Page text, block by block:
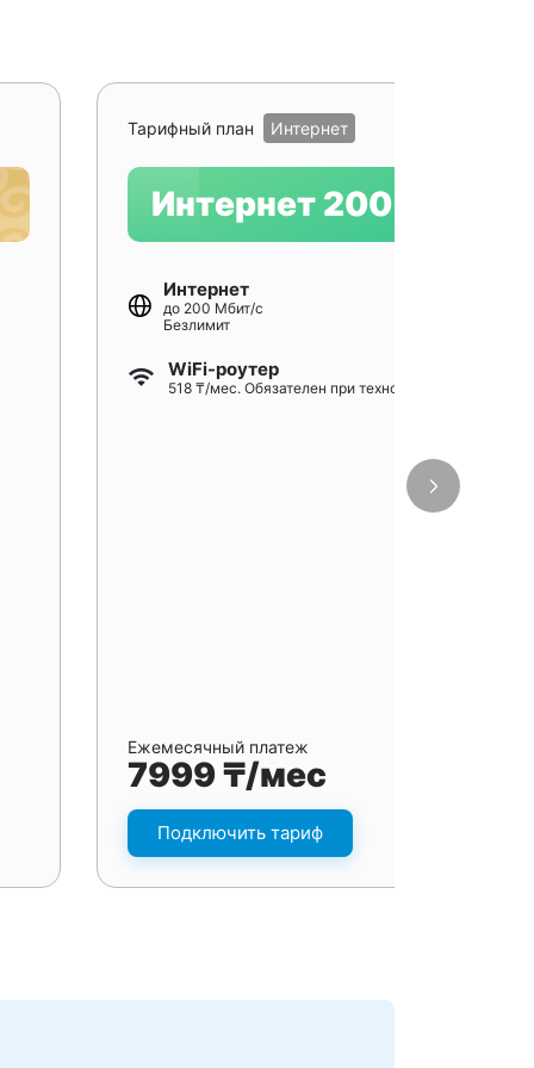
Тарифный план Интернет
Интернет 200
Интернет
до 200 Мбит/с
Безлимит
WiFi-роутер
518 ₸/мес. Обязателен при технологии GPON
Ежемесячный платеж
7999 ₸/мес
Подключить тариф